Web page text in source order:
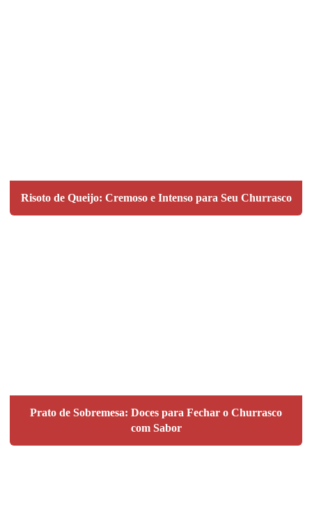
Risoto de Queijo: Cremoso e Intenso para Seu Churrasco
Prato de Sobremesa: Doces para Fechar o Churrasco
com Sabor